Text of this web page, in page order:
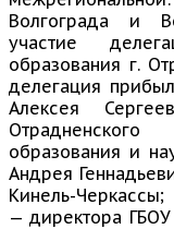
Волгограда и
участие
образования г.
делегация
Алексея
образования и
Андрея
Кинель-
— директора